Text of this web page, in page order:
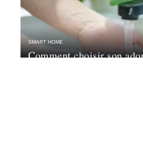
SMART HOME
Comment choisir son